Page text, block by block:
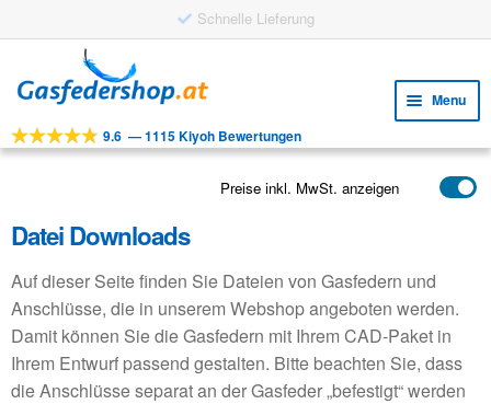
Schnelle Lieferung
to
navigation
to
content
Menu
WERKZEUGE
menu
ANWENDUNGEN
KUNDENSERVICE
menu
FAQ
9.6 —1115 Kiyoh Bewertungen
Preise inkl. MwSt. anzeigen
Datei Downloads
Auf dieser Seite finden Sie Dateien von Gasfedern und
Anschlüsse, die in unserem Webshop angeboten werden.
Damit können Sie die Gasfedern mit Ihrem CAD-Paket in
Ihrem Entwurf passend gestalten. Bitte beachten Sie, dass
die Anschlüsse separat an der Gasfeder „befestigt“ werden